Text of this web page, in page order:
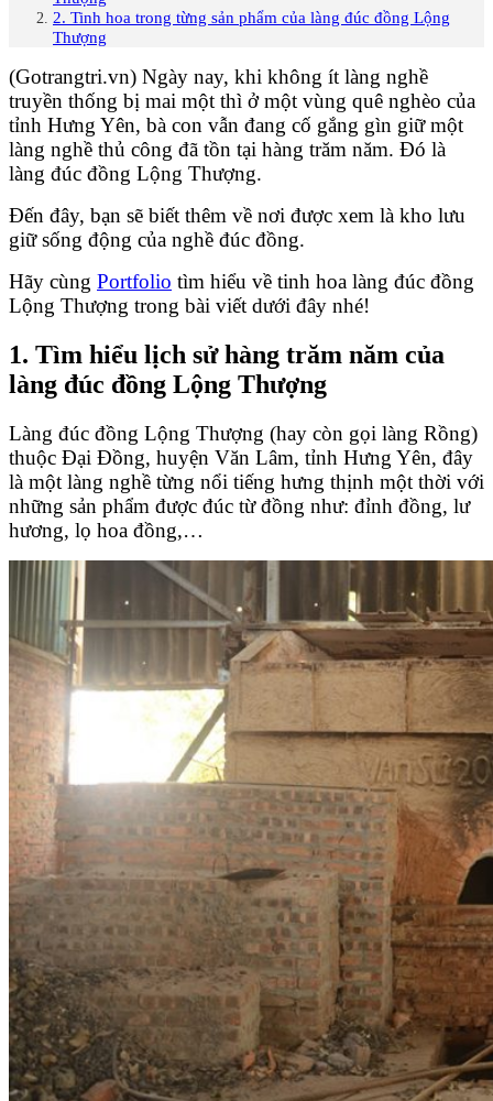
2. Tinh hoa trong từng sản phẩm của làng đúc đồng Lộng
Thượng
(Gotrangtri.vn) Ngày nay, khi không ít làng nghề
truyền thống bị mai một thì ở một vùng quê nghèo của
tỉnh Hưng Yên, bà con vẫn đang cố gắng gìn giữ một
làng nghề thủ công đã tồn tại hàng trăm năm. Đó là
làng đúc đồng Lộng Thượng.
Đến đây, bạn sẽ biết thêm về nơi được xem là kho lưu
giữ sống động của nghề đúc đồng.
Hãy cùng Portfolio tìm hiểu về tinh hoa làng đúc đồng
Lộng Thượng trong bài viết dưới đây nhé!
1. Tìm hiểu lịch sử hàng trăm năm của
làng đúc đồng Lộng Thượng
Làng đúc đồng Lộng Thượng (hay còn gọi làng Rồng)
thuộc Đại Đồng, huyện Văn Lâm, tỉnh Hưng Yên, đây
là một làng nghề từng nổi tiếng hưng thịnh một thời với
những sản phẩm được đúc từ đồng như: đỉnh đồng, lư
hương, lọ hoa đồng,…